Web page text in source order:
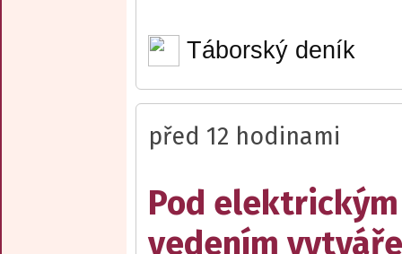
Táborský deník
před 12 hodinami
Pod elektrickým
vedením